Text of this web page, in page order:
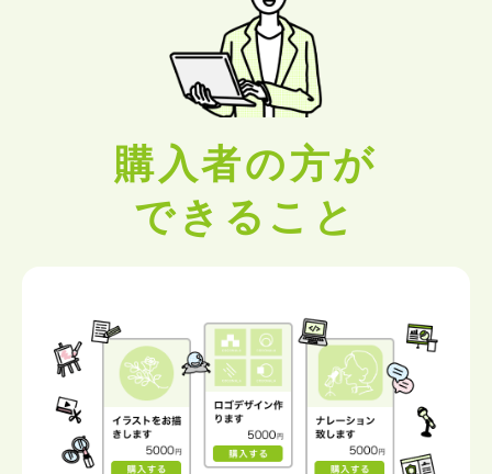
購入者の方が
できること